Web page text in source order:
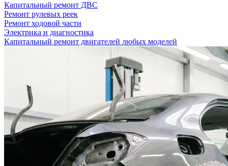
Капитальный ремонт ДВС
Ремонт рулевых реек
Ремонт ходовой части
Электрика и диагностика
Капитальный ремонт двигателей любых моделей